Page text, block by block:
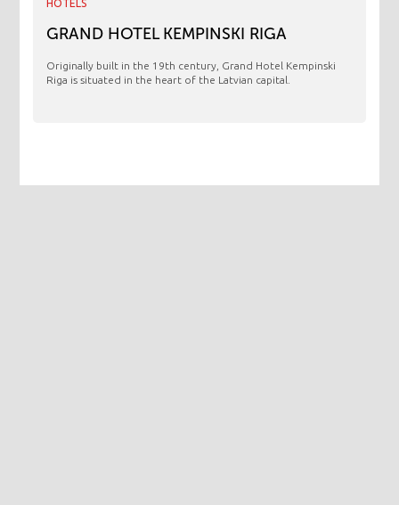
HOTELS
GRAND HOTEL KEMPINSKI RIGA
Originally built in the 19th century, Grand Hotel Kempinski
Riga is situated in the heart of the Latvian capital.